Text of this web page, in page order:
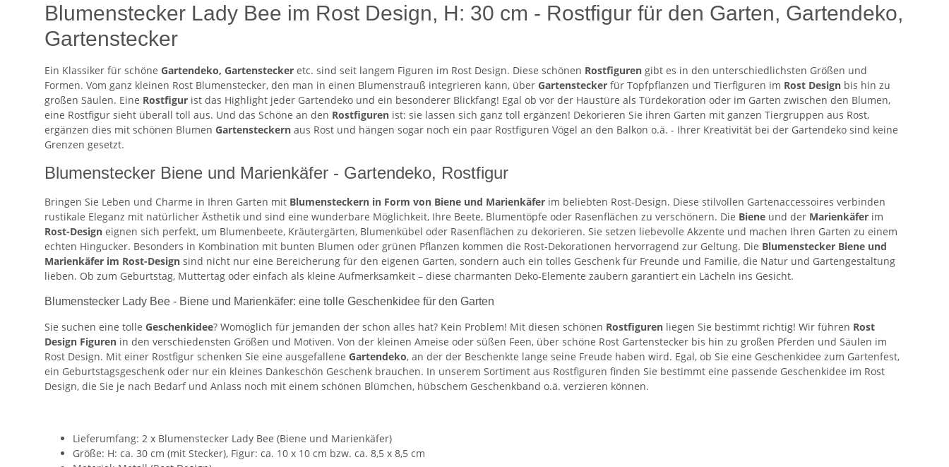
Blumenstecker Lady Bee im Rost Design, H: 30 cm - Rostfigur für den Garten, Gartendeko,
Gartenstecker
Ein Klassiker für schöne Gartendeko, Gartenstecker etc. sind seit langem Figuren im Rost Design. Diese schönen Rostfiguren gibt es in den unterschiedlichsten Größen und
Formen. Vom ganz kleinen Rost Blumenstecker, den man in einen Blumenstrauß integrieren kann, über Gartenstecker für Topfpflanzen und Tierfiguren im Rost Design bis hin zu
großen Säulen. Eine Rostfigur ist das Highlight jeder Gartendeko und ein besonderer Blickfang! Egal ob vor der Haustüre als Türdekoration oder im Garten zwischen den Blumen,
eine Rostfigur sieht überall toll aus. Und das Schöne an den Rostfiguren ist: sie lassen sich ganz toll ergänzen! Dekorieren Sie ihren Garten mit ganzen Tiergruppen aus Rost,
ergänzen dies mit schönen Blumen Gartensteckern aus Rost und hängen sogar noch ein paar Rostfiguren Vögel an den Balkon o.ä. - Ihrer Kreativität bei der Gartendeko sind keine
Grenzen gesetzt.
Blumenstecker Biene und Marienkäfer - Gartendeko, Rostfigur
Bringen Sie Leben und Charme in Ihren Garten mit Blumensteckern in Form von Biene und Marienkäfer im beliebten Rost-Design. Diese stilvollen Gartenaccessoires verbinden
rustikale Eleganz mit natürlicher Ästhetik und sind eine wunderbare Möglichkeit, Ihre Beete, Blumentöpfe oder Rasenflächen zu verschönern. Die Biene und der Marienkäfer im
Rost-Design eignen sich perfekt, um Blumenbeete, Kräutergärten, Blumenkübel oder Rasenflächen zu dekorieren. Sie setzen liebevolle Akzente und machen Ihren Garten zu einem
echten Hingucker. Besonders in Kombination mit bunten Blumen oder grünen Pflanzen kommen die Rost-Dekorationen hervorragend zur Geltung. Die Blumenstecker Biene und
Marienkäfer im Rost-Design sind nicht nur eine Bereicherung für den eigenen Garten, sondern auch ein tolles Geschenk für Freunde und Familie, die Natur und Gartengestaltung
lieben. Ob zum Geburtstag, Muttertag oder einfach als kleine Aufmerksamkeit – diese charmanten Deko-Elemente zaubern garantiert ein Lächeln ins Gesicht.
Blumenstecker Lady Bee - Biene und Marienkäfer: eine tolle Geschenkidee für den Garten
Sie suchen eine tolle Geschenkidee? Womöglich für jemanden der schon alles hat? Kein Problem! Mit diesen schönen Rostfiguren liegen Sie bestimmt richtig! Wir führen Rost
Design Figuren in den verschiedensten Größen und Motiven. Von der kleinen Ameise oder süßen Feen, über schöne Rost Gartenstecker bis hin zu großen Pferden und Säulen im
Rost Design. Mit einer Rostfigur schenken Sie eine ausgefallene Gartendeko, an der der Beschenkte lange seine Freude haben wird. Egal, ob Sie eine Geschenkidee zum Gartenfest,
ein Geburtstagsgeschenk oder nur ein kleines Dankeschön Geschenk brauchen. In unserem Sortiment aus Rostfiguren finden Sie bestimmt eine passende Geschenkidee im Rost
Design, die Sie je nach Bedarf und Anlass noch mit einem schönen Blümchen, hübschem Geschenkband o.ä. verzieren können.
Lieferumfang: 2 x Blumenstecker Lady Bee (Biene und Marienkäfer)
Größe: H: ca. 30 cm (mit Stecker), Figur: ca. 10 x 10 cm bzw. ca. 8,5 x 8,5 cm